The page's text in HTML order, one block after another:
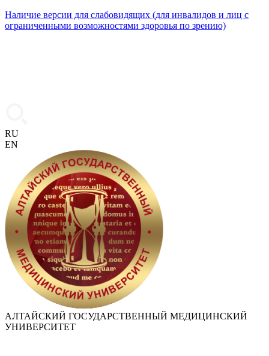
Наличие версии для слабовидящих (для инвалидов и лиц с
ограниченными возможностями здоровья по зрению)
RU
EN
АЛТАЙСКИЙ ГОСУДАРСТВЕННЫЙ МЕДИЦИНСКИЙ
УНИВЕРСИТЕТ